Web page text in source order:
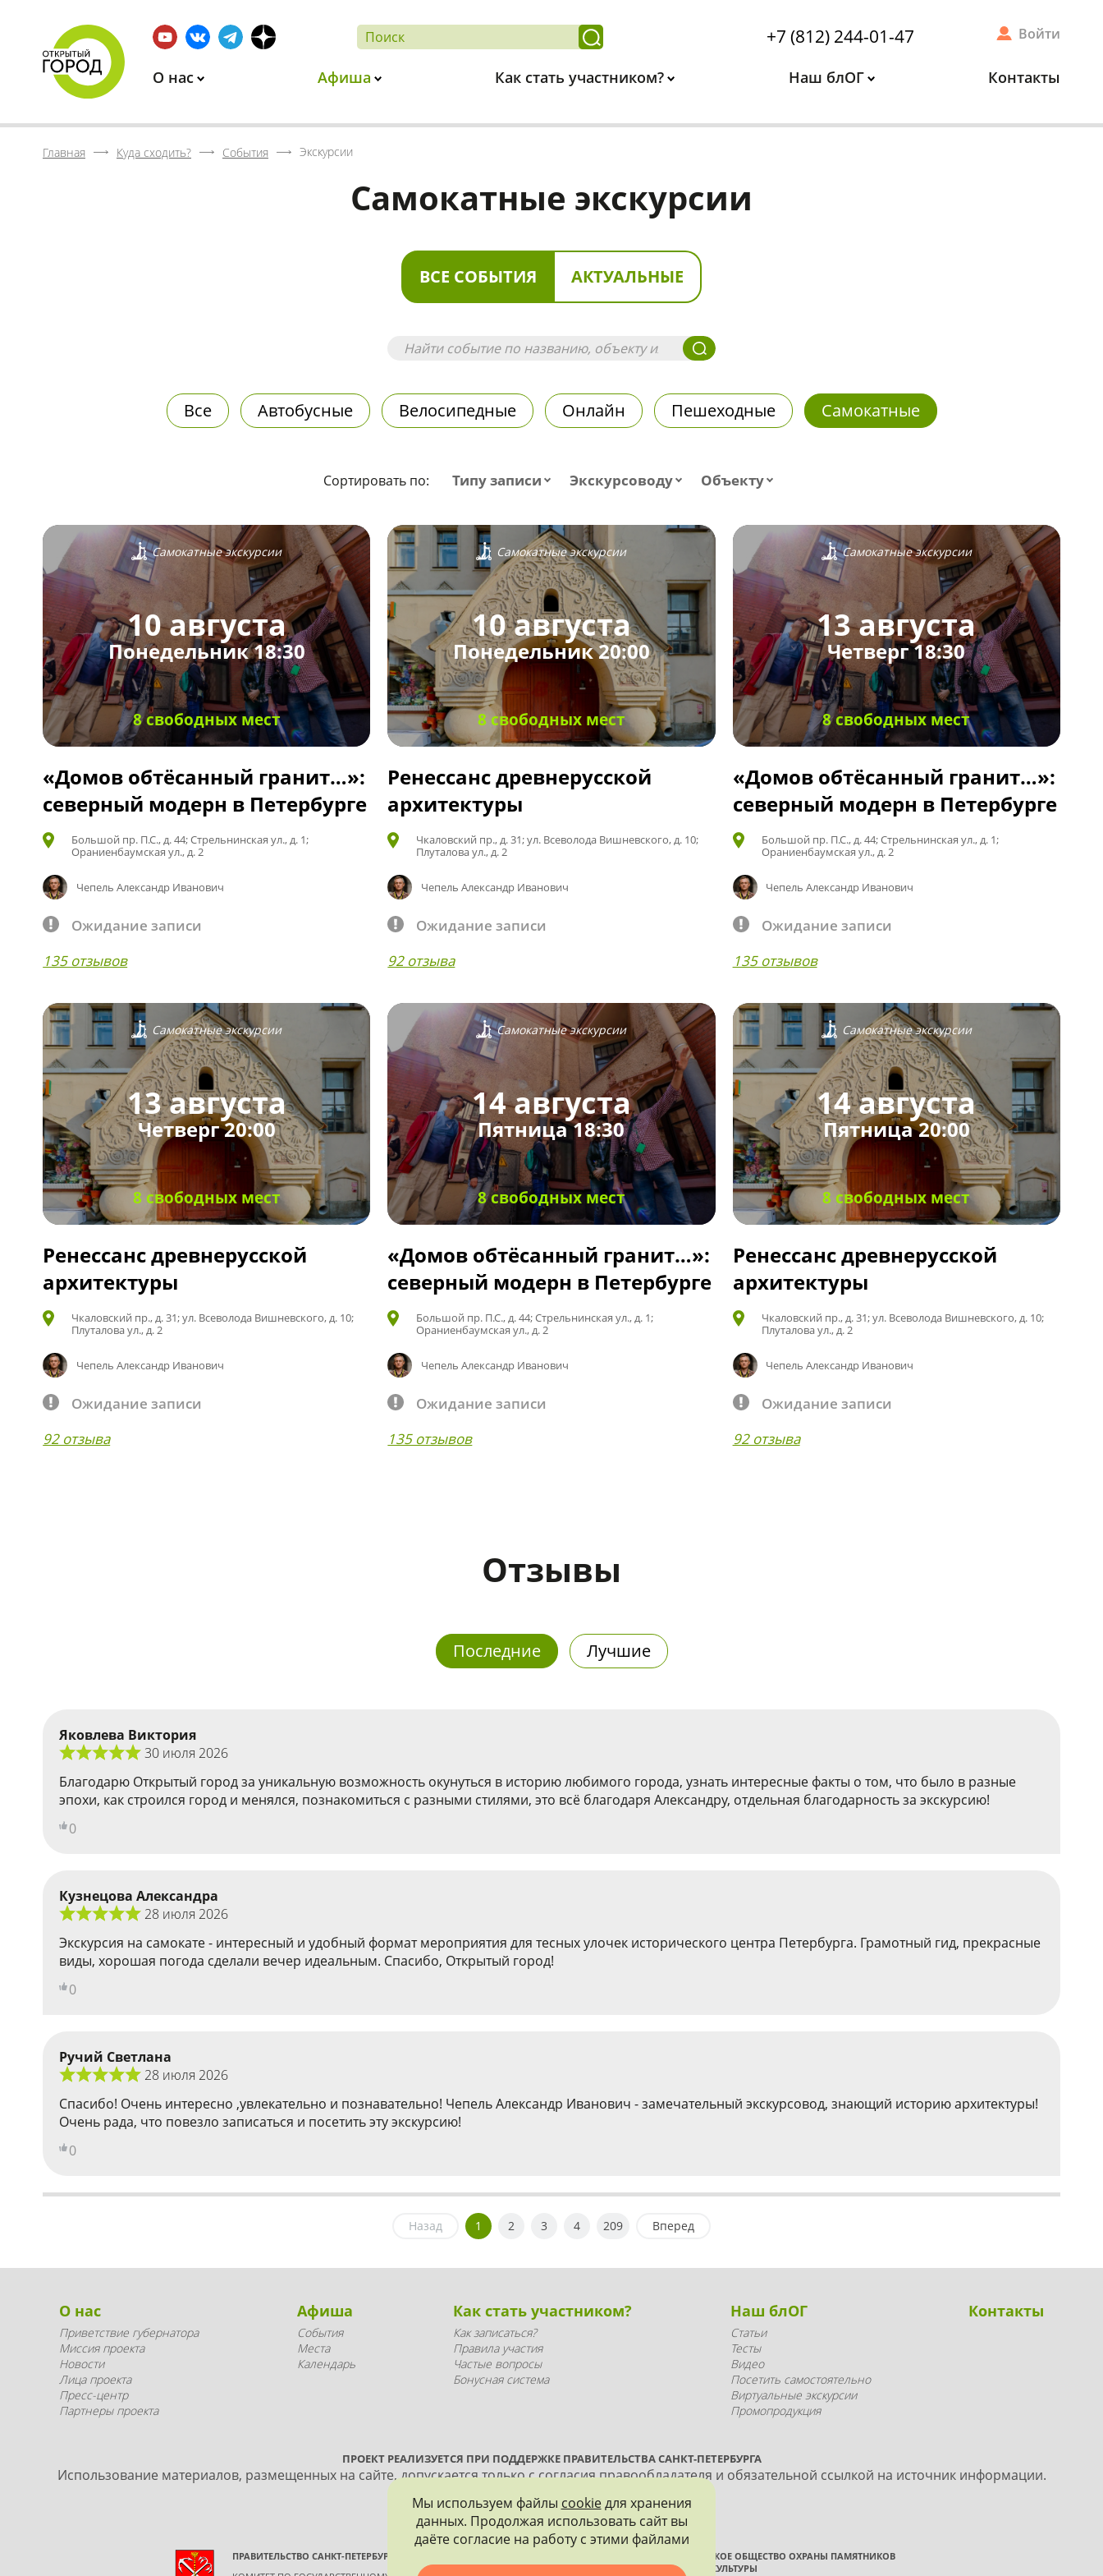
+7 (812) 244-01-47 Войти
О нас Афиша Как стать участником? Наш блОГ Контакты
Главная Куда сходить? События Экскурсии
Самокатные экскурсии
ВСЕ СОБЫТИЯ АКТУАЛЬНЫЕ
Все Автобусные Велосипедные Онлайн Пешеходные Самокатные
Сортировать по: Типу записи Экскурсоводу Объекту
Самокатные экскурсии
10 августа
Понедельник 18:30
8 свободных мест
«Домов обтёсанный гранит…»:
северный модерн в Петербурге
Большой пр. П.С., д. 44; Стрельнинская ул., д. 1;
Ораниенбаумская ул., д. 2
Чепель Александр Иванович
Ожидание записи
135 отзывов
Самокатные экскурсии
10 августа
Понедельник 20:00
8 свободных мест
Ренессанс древнерусской
архитектуры
Чкаловский пр., д. 31; ул. Всеволода Вишневского, д. 10;
Плуталова ул., д. 2
Чепель Александр Иванович
Ожидание записи
92 отзыва
Самокатные экскурсии
13 августа
Четверг 18:30
8 свободных мест
«Домов обтёсанный гранит…»:
северный модерн в Петербурге
Большой пр. П.С., д. 44; Стрельнинская ул., д. 1;
Ораниенбаумская ул., д. 2
Чепель Александр Иванович
Ожидание записи
135 отзывов
Самокатные экскурсии
13 августа
Четверг 20:00
8 свободных мест
Ренессанс древнерусской
архитектуры
Чкаловский пр., д. 31; ул. Всеволода Вишневского, д. 10;
Плуталова ул., д. 2
Чепель Александр Иванович
Ожидание записи
92 отзыва
Самокатные экскурсии
14 августа
Пятница 18:30
8 свободных мест
«Домов обтёсанный гранит…»:
северный модерн в Петербурге
Большой пр. П.С., д. 44; Стрельнинская ул., д. 1;
Ораниенбаумская ул., д. 2
Чепель Александр Иванович
Ожидание записи
135 отзывов
Самокатные экскурсии
14 августа
Пятница 20:00
8 свободных мест
Ренессанс древнерусской
архитектуры
Чкаловский пр., д. 31; ул. Всеволода Вишневского, д. 10;
Плуталова ул., д. 2
Чепель Александр Иванович
Ожидание записи
92 отзыва
Отзывы
Последние Лучшие
Яковлева Виктория
30 июля 2026
Благодарю Открытый город за уникальную возможность окунуться в историю любимого города, узнать интересные факты о том, что было в разные
эпохи, как строился город и менялся, познакомиться с разными стилями, это всё благодаря Александру, отдельная благодарность за экскурсию!
0
Кузнецова Александра
28 июля 2026
Экскурсия на самокате - интересный и удобный формат мероприятия для тесных улочек исторического центра Петербурга. Грамотный гид, прекрасные
виды, хорошая погода сделали вечер идеальным. Спасибо, Открытый город!
0
Ручий Светлана
28 июля 2026
Спасибо! Очень интересно ,увлекательно и познавательно! Чепель Александр Иванович - замечательный экскурсовод, знающий историю архитектуры!
Очень рада, что повезло записаться и посетить эту экскурсию!
0
Назад 1 2 3 4 209 Вперед
О нас
Приветствие губернатора
Миссия проекта
Новости
Лица проекта
Пресс-центр
Партнеры проекта
Афиша
События
Места
Календарь
Как стать участником?
Как записаться?
Правила участия
Частые вопросы
Бонусная система
Наш блОГ
Статьи
Тесты
Видео
Посетить самостоятельно
Виртуальные экскурсии
Промопродукция
Контакты
ПРОЕКТ РЕАЛИЗУЕТСЯ ПРИ ПОДДЕРЖКЕ ПРАВИТЕЛЬСТВА САНКТ-ПЕТЕРБУРГА
Использование материалов, размещенных на сайте, допускается только с согласия правообладателя и обязательной ссылкой на источник информации.
ПРАВИТЕЛЬСТВО САНКТ-ПЕТЕРБУРГА
ВСЕРОССИЙСКОЕ ОБЩЕСТВО ОХРАНЫ ПАМЯТНИКОВ
ИСТОРИИ И КУЛЬТУРЫ
Мы используем файлы cookieдля хранения
данных. Продолжая использовать сайт вы
даёте согласие на работу с этими файлами